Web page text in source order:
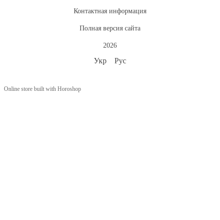
Контактная информация
Полная версия сайта
2026
Укр Рус
Online store built with Horoshop